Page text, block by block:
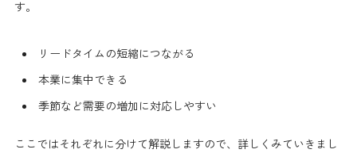
す。
リードタイムの短縮につながる
本業に集中できる
季節など需要の増加に対応しやすい
ここではそれぞれに分けて解説しますので、詳しくみていきまし